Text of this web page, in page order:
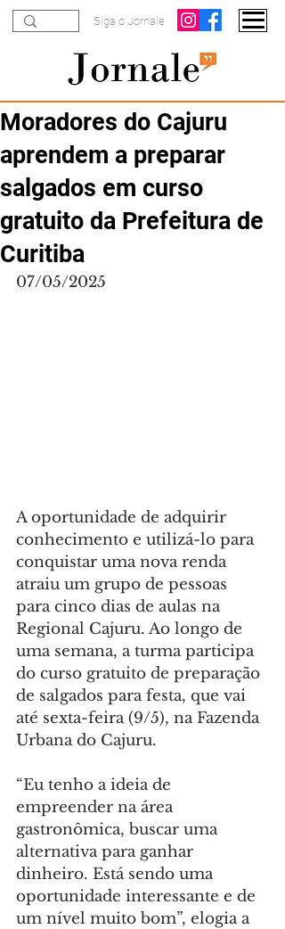
Siga o Jornale
Moradores do Cajuru
aprendem a preparar
salgados em curso
gratuito da Prefeitura de
Curitiba
07/05/2025
A oportunidade de adquirir
conhecimento e utilizá-lo para
conquistar uma nova renda
atraiu um grupo de pessoas
para cinco dias de aulas na
Regional Cajuru. Ao longo de
uma semana, a turma participa
do curso gratuito de preparação
de salgados para festa, que vai
até sexta-feira (9/5), na Fazenda
Urbana do Cajuru.
“Eu tenho a ideia de
empreender na área
gastronômica, buscar uma
alternativa para ganhar
dinheiro. Está sendo uma
oportunidade interessante e de
um nível muito bom”, elogia a